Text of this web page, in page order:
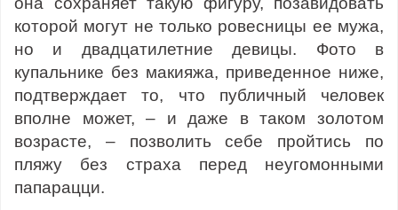
которой могут не только ровесницы ее мужа,
но и двадцатилетние девицы. Фото в
купальнике без макияжа, приведенное ниже,
подтверждает то, что публичный человек
вполне может, – и даже в таком золотом
возрасте, – позволить себе пройтись по
пляжу без страха перед неугомонными
папарацци.